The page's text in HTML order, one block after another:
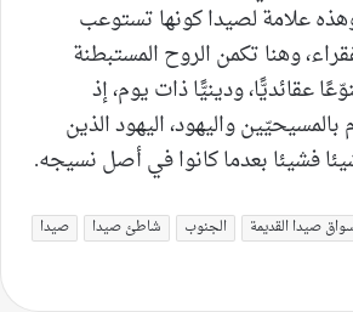
علامة لصيدا كونها تستوعب
وهنا تكمن الروح المستبطنة
عقائديًّا، ودينيًّا ذات يوم، إذ
واليهود، اليهود الذين
فشيئا بعدما كانوا في أصل نسيجه.
صيدا القديمة الجنوب شاطئ صيدا
صيدا